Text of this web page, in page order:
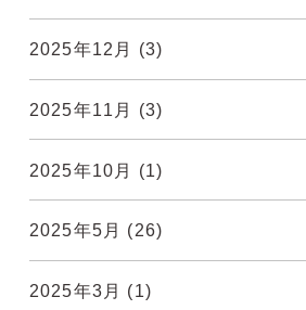
2025年12月 (3)
2025年11月 (3)
2025年10月 (1)
2025年5月 (26)
2025年3月 (1)